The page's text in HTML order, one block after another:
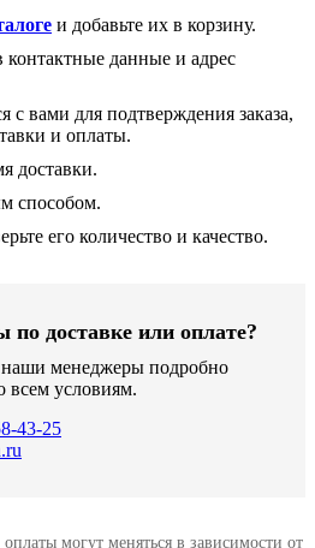
и добавьте их в корзину.
контактные данные и адрес
вами для подтверждения заказа,
и оплаты.
доставки.
способом.
его количество и качество.
по доставке или оплате?
менеджеры подробно
всем условиям.
43-25
могут меняться в зависимости от